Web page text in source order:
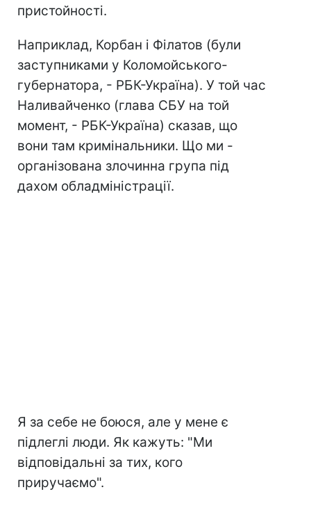
пристойності.
Наприклад, Корбан і Філатов (були
заступниками у Коломойського-
губернатора, - РБК-Україна). У той час
Наливайченко (глава СБУ на той
момент, - РБК-Україна) сказав, що
вони там кримінальники. Що ми -
організована злочинна група під
дахом обладміністрації.
Я за себе не боюся, але у мене є
підлеглі люди. Як кажуть: "Ми
відповідальні за тих, кого
приручаємо".